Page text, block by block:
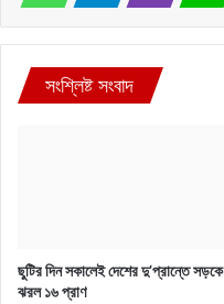
সংশ্লিষ্ট সংবাদ
ছুটির দিন সকালেই দেশের দু’প্রান্তে সড়কে
ঝরল ১৬ প্রাণ